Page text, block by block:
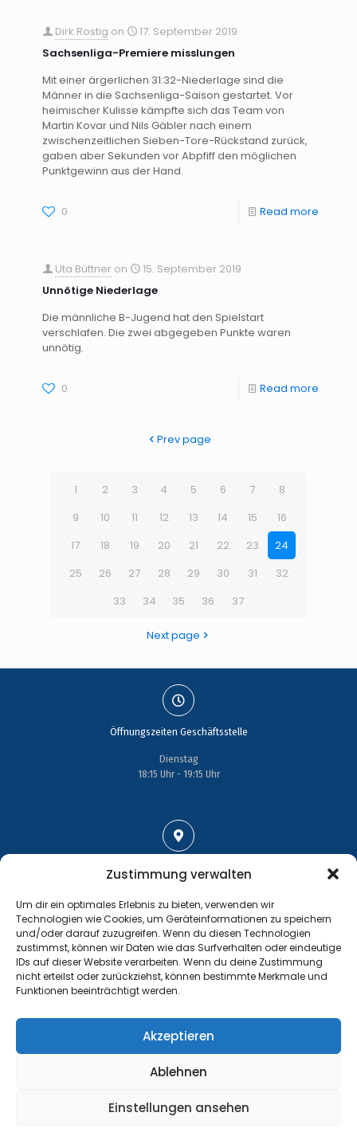
Zustimmung verwalten
Um dir ein optimales Erlebnis zu bieten, verwenden wir
Technologien wie Cookies, um Geräteinformationen zu speichern
und/oder darauf zuzugreifen. Wenn du diesen Technologien
zustimmst, können wir Daten wie das Surfverhalten oder eindeutige
IDs auf dieser Website verarbeiten. Wenn du deine Zustimmung
nicht erteilst oder zurückziehst, können bestimmte Merkmale und
Funktionen beeinträchtigt werden.
Akzeptieren
Ablehnen
Einstellungen ansehen
Dirk Rostig on
17. September 2019
Sachsenliga-Premiere misslungen
Mit einer ärgerlichen 31:32-Niederlage sind die
Männer in die Sachsenliga-Saison gestartet. Vor
heimischer Kulisse kämpfte sich das Team von
Martin Kovar und Nils Gäbler nach einem
zwischenzeitlichen Sieben-Tore-Rückstand zurück,
gaben aber Sekunden vor Abpfiff den möglichen
Punktgewinn aus der Hand.
0 Read more
Uta Büttner on
15. September 2019
Unnötige Niederlage
Die männliche B-Jugend hat den Spielstart
verschlafen. Die zwei abgegeben Punkte waren
unnötig.
0 Read more
Prev page
1 2 3 4 5 6 7
8
9
10 11 12 13 14 15
16
17
18 19 20 21 22 23
24
25
26 27 28 29 30 31
32
33
34 35 36 37
Next page
Öffnungszeiten Geschäftsstelle
Dienstag
18:15 Uhr - 19:15 Uhr
Großenhainer Straße 17
01689 Wein­böhla
Kontakt
Tel.: +49 35243 477267
info@handball-weinboehla.de
Website Sponsored byPRODATIS CONSULTING AG